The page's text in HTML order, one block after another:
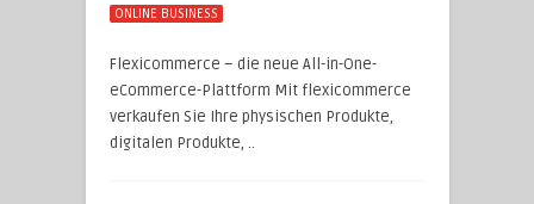
ONLINE BUSINESS
Flexicommerce – die neue All-in-One-
eCommerce-Plattform Mit flexicommerce
verkaufen Sie Ihre physischen Produkte,
digitalen Produkte, ..